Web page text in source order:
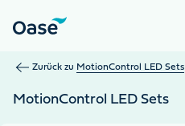
Zurück zu MotionControl LED Sets
MotionControl LED Sets